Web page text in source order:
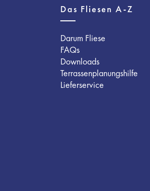
Das Fliesen A-Z
Darum Fliese
FAQs
Downloads
Terrassenplanungshilfe
Lieferservice